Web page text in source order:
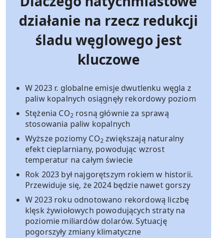
działanie na rzecz redukcji
śladu węglowego jest
kluczowe
W 2023 r. globalne emisje dwutlenku węgla z
paliw kopalnych osiągnęły rekordowy poziom
Stężenia CO2 rosną głównie za sprawą
stosowania paliw kopalnych
Wyższe poziomy CO2 zwiększają naturalny
efekt cieplarniany, powodując wzrost
temperatur na całym świecie
Rok 2023 był najgorętszym rokiem w historii.
Przewiduje się, że 2024 będzie nawet gorszy
W 2023 roku odnotowano rekordową liczbę
klęsk żywiołowych powodujących straty na
poziomie miliardów dolarów. Sytuację
pogorszyły zmiany klimatyczne